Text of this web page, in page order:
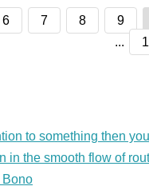
6 7 8 9
...
to something then
in the smooth flow of